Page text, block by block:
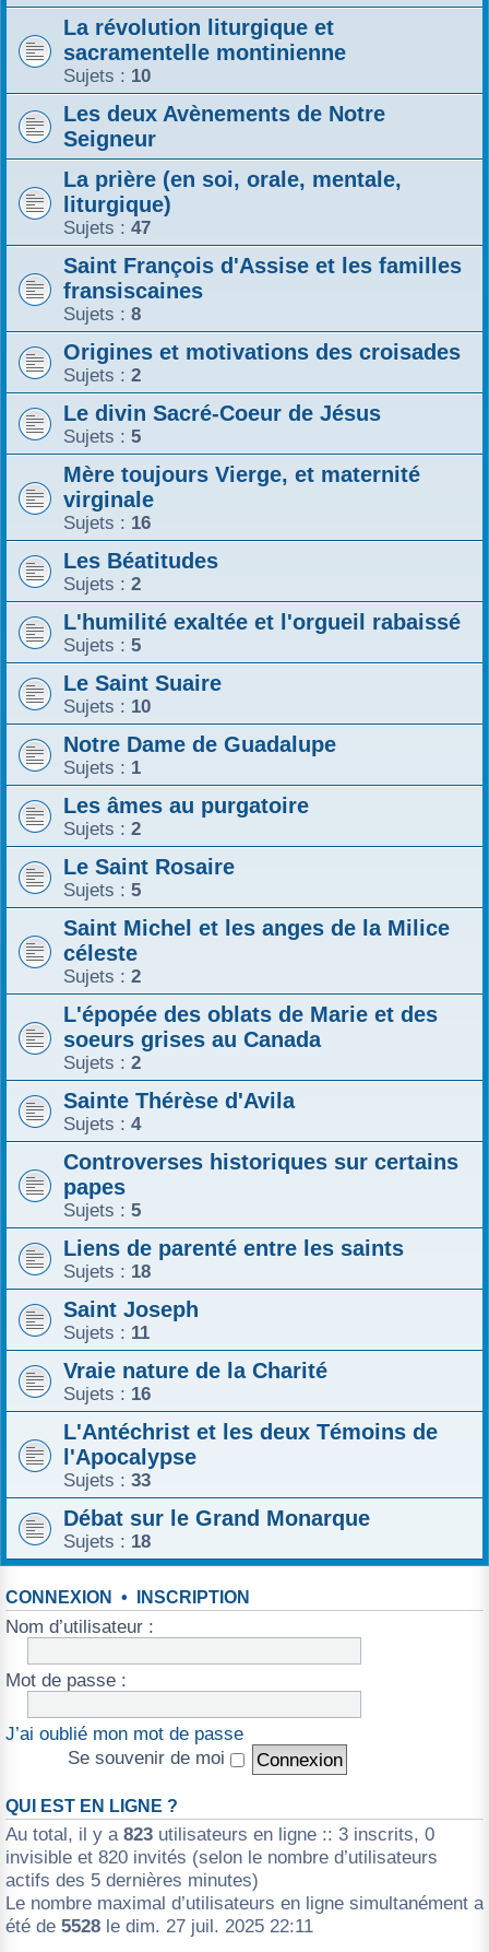
La révolution liturgique et
sacramentelle montinienne
Sujets : 10
Les deux Avènements de Notre
Seigneur
La prière (en soi, orale, mentale,
liturgique)
Sujets : 47
Saint François d'Assise et les familles
fransiscaines
Sujets : 8
Origines et motivations des croisades
Sujets : 2
Le divin Sacré-Coeur de Jésus
Sujets : 5
Mère toujours Vierge, et maternité
virginale
Sujets : 16
Les Béatitudes
Sujets : 2
L'humilité exaltée et l'orgueil rabaissé
Sujets : 5
Le Saint Suaire
Sujets : 10
Notre Dame de Guadalupe
Sujets : 1
Les âmes au purgatoire
Sujets : 2
Le Saint Rosaire
Sujets : 5
Saint Michel et les anges de la Milice
céleste
Sujets : 2
L'épopée des oblats de Marie et des
soeurs grises au Canada
Sujets : 2
Sainte Thérèse d'Avila
Sujets : 4
Controverses historiques sur certains
papes
Sujets : 5
Liens de parenté entre les saints
Sujets : 18
Saint Joseph
Sujets : 11
Vraie nature de la Charité
Sujets : 16
L'Antéchrist et les deux Témoins de
l'Apocalypse
Sujets : 33
Débat sur le Grand Monarque
Sujets : 18
CONNEXION • INSCRIPTION
Nom d’utilisateur :
Mot de passe :
J’ai oublié mon mot de passe
Se souvenir de moi
QUI EST EN LIGNE ?
Au total, il y a 823 utilisateurs en ligne :: 3 inscrits, 0
invisible et 820 invités (selon le nombre d’utilisateurs
actifs des 5 dernières minutes)
Le nombre maximal d’utilisateurs en ligne simultanément a
été de 5528 le dim. 27 juil. 2025 22:11